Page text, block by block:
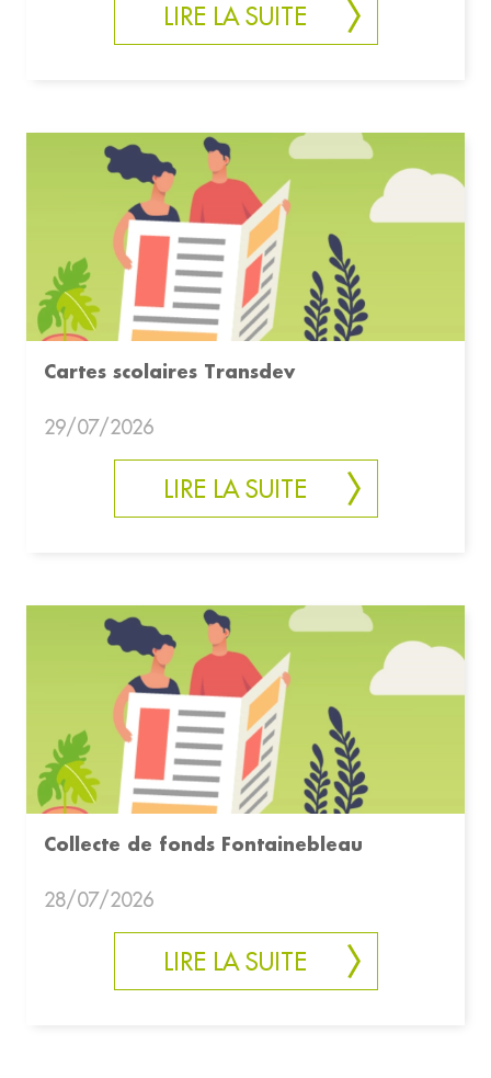
LIRE LA SUITE
Cartes scolaires Transdev
29/07/2026
LIRE LA SUITE
Collecte de fonds Fontainebleau
28/07/2026
LIRE LA SUITE